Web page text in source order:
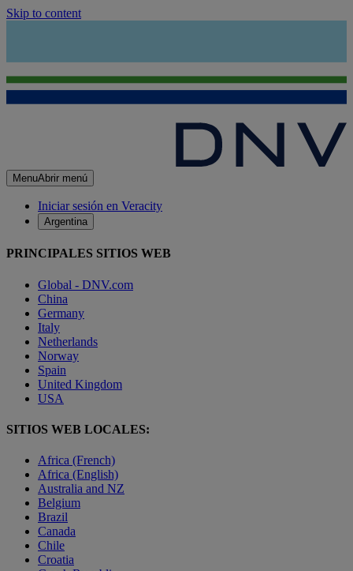
Skip to content
MenuAbrir menú
Iniciar sesión en Veracity
Argentina
PRINCIPALES SITIOS WEB
Global - DNV.com
China
Germany
Italy
Netherlands
Norway
Spain
United Kingdom
USA
SITIOS WEB LOCALES:
Africa (French)
Africa (English)
Australia and NZ
Belgium
Brazil
Canada
Chile
Croatia